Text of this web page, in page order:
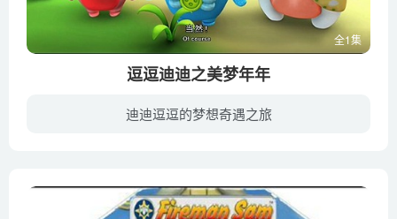
全1集
逗逗迪迪之美梦年年
迪迪逗逗的梦想奇遇之旅